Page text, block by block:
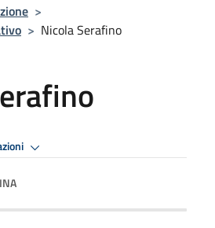
>
> Nicola Serafino